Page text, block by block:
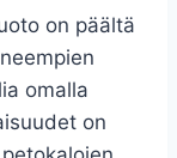
on päältä
omalla
on